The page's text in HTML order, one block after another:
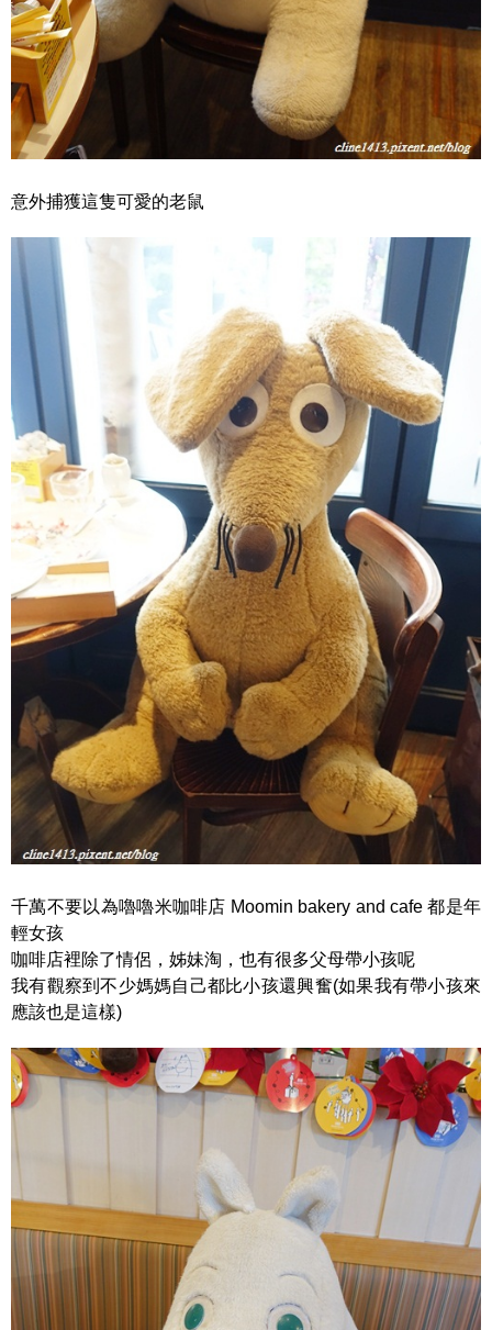
意外捕獲這隻可愛的老鼠
千萬不要以為嚕嚕米咖啡店 Moomin bakery and cafe 都是年
輕女孩
咖啡店裡除了情侶，姊妹淘，也有很多父母帶小孩呢
我有觀察到不少媽媽自己都比小孩還興奮(如果我有帶小孩來
應該也是這樣)